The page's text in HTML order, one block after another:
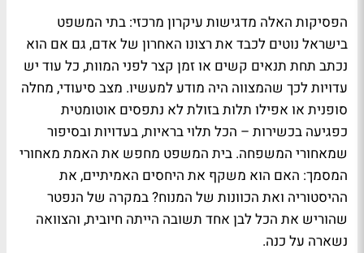
הפסיקות האלה מדגישות עיקרון מרכזי: בתי המשפט
בישראל נוטים לכבד את רצונו האחרון של אדם, גם אם הוא
נכתב תחת תנאים קשים או זמן קצר לפני המוות, כל עוד יש
עדויות לכך שהמצווה היה מודע למעשיו. מצב סיעודי, מחלה
סופנית או אפילו תלות בזולת לא נתפסים אוטומטית
כפגיעה בכשירות – הכל תלוי בראיות, בעדויות ובסיפור
שמאחורי המשפחה. בית המשפט מחפש את האמת מאחורי
המסמך: האם הוא משקף את היחסים האמיתיים, את
ההיסטוריה ואת הכוונות של המנוח? במקרה של הנפטר
שהוריש את הכל לבן אחד תשובה הייתה חיובית, והצוואה
נשארה על כנה.